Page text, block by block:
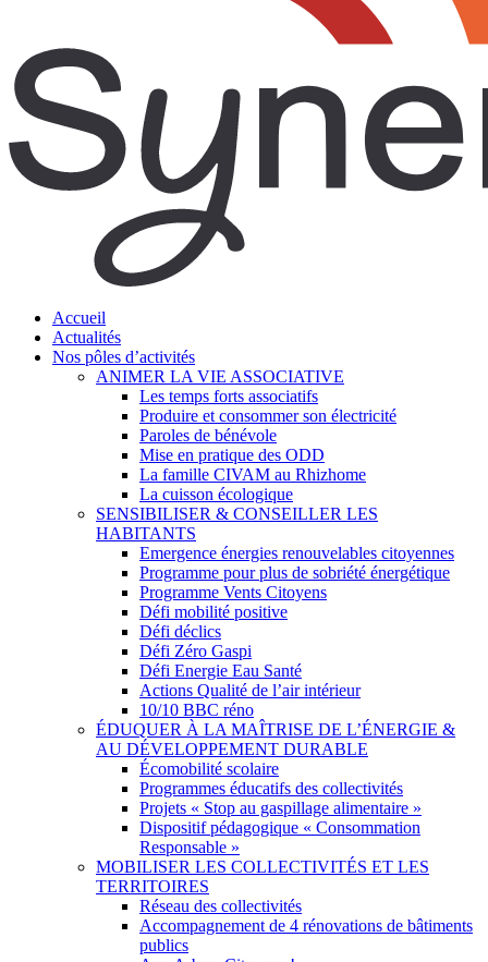
search
Menu
Accueil
Actualités
Nos pôles d’activités
ANIMER LA VIE ASSOCIATIVE
Les temps forts associatifs
Produire et consommer son électricité
Paroles de bénévole
Mise en pratique des ODD
La famille CIVAM au Rhizhome
La cuisson écologique
SENSIBILISER & CONSEILLER LES
HABITANTS
Emergence énergies renouvelables citoyennes
Programme pour plus de sobriété énergétique
Programme Vents Citoyens
Défi mobilité positive
Défi déclics
Défi Zéro Gaspi
Défi Energie Eau Santé
Actions Qualité de l’air intérieur
10/10 BBC réno
ÉDUQUER À LA MAÎTRISE DE L’ÉNERGIE &
AU DÉVELOPPEMENT DURABLE
Écomobilité scolaire
Programmes éducatifs des collectivités
Projets « Stop au gaspillage alimentaire »
Dispositif pédagogique « Consommation
Responsable »
MOBILISER LES COLLECTIVITÉS ET LES
TERRITOIRES
Réseau des collectivités
Accompagnement de 4 rénovations de bâtiments
publics